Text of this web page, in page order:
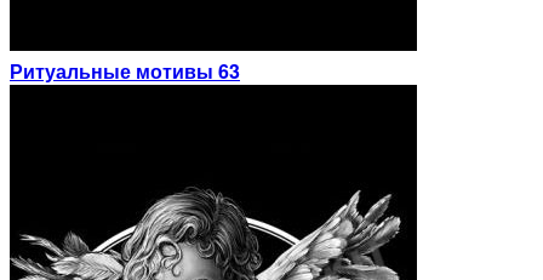
Ритуальные мотивы 63